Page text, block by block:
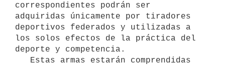
correspondientes podrán ser
adquiridas únicamente por tiradores
deportivos federados y utilizadas a
los solos efectos de la práctica del
deporte y competencia.